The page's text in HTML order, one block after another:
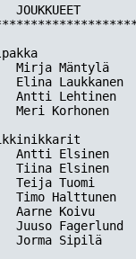
JOUKKUEET
Mirja Mäntylä
Elina Laukkanen
Antti Lehtinen
Meri Korhonen
Antti Elsinen
Tiina Elsinen
Teija Tuomi
Timo Halttunen
Aarne Koivu
Juuso Fagerlund
Jorma Sipilä